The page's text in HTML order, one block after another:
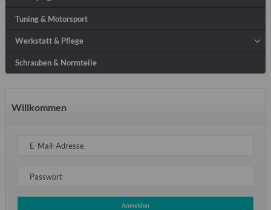
Tuning & Motorsport
Werkstatt & Pflege
Schrauben & Normteile
Willkommen
E-Mail-Adresse
Passwort
Anmelden